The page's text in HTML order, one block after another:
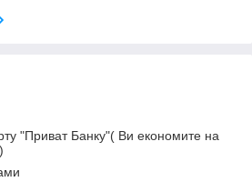
"Приват Банку"( Ви економите на